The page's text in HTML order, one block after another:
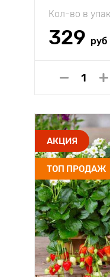
Кол-во в
329 руб
АКЦИЯ
ТОП ПРОДАЖ